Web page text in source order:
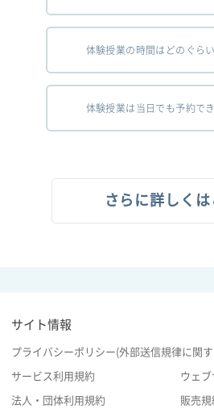
体験授業の時間はどのぐら
体験授業は当日でも予約で
さらに詳しくは
サイト情報
プライバシーポリシー(外部送信規律に関す
サービス利用規約 ウェ
法人・団体利用規約 販売規